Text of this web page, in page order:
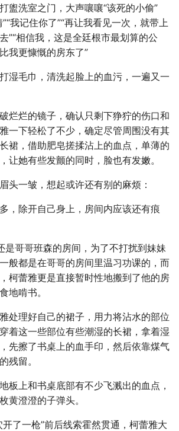
盥洗室之门，大声嚷嚷“该死的小偷”
我记住你了”“再让我看见一次，就带上
”“相信我，这是全廷根市最划算的公
我更慷慨的房东了”
湿毛巾，清洗起脸上的血污，一遍又一
烂烂的镜子，确认只剩下狰狞的伤口和
一下轻松了不少，确定尽管周围没有其
裙，借助肥皂搓揉沾上的血点，单薄的
让她有些发颤的同时，脸也有发嫩。
头一皱，想起或许还有别的麻烦：
，除开自己身上，房间内应该还有痕
哥哥班森的房间，为了不打扰到妹妹
般都是在哥哥的房间里温习功课的，而
柯蕾雅更是直接暂时性地搬到了他的房
地啃书。
处理好自己的裙子，用力将沾水的部位
着这一些部位有些潮湿的长裙，拿着湿
先擦了书桌上的血手印，然后依靠煤气
残留。
板上和书桌底部有不少飞溅出的血点，
黄澄澄的子弹头。
了一枪”前后线索霍然贯通，柯蕾雅大